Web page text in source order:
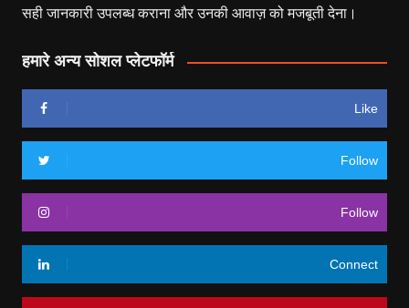
सही जानकारी उपलब्ध कराना और उनकी आवाज़ को मजबूती देना।
हमारे अन्य सोशल प्लेटफॉर्म
Like
Follow
Follow
Connect